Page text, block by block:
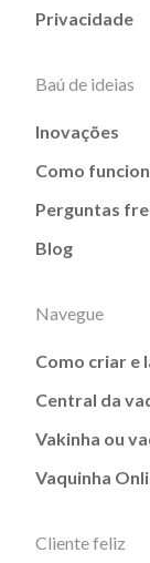
Privacidade
Baú de ideias
Inovações
Como
Perguntas
Blog
Navegue
Como criar e
Central da
Vakinha ou
Vaquinha
Cliente feliz